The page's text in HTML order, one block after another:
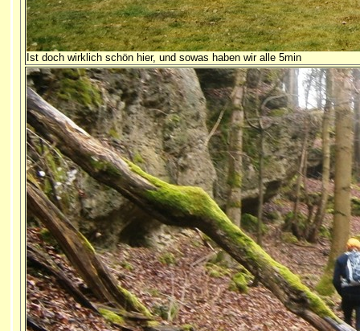
Ist doch wirklich schön hier, und sowas haben wir alle 5min